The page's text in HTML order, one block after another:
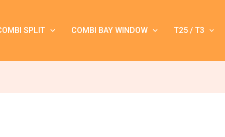
SPLIT COMBI BAY WINDOW T25 / T3